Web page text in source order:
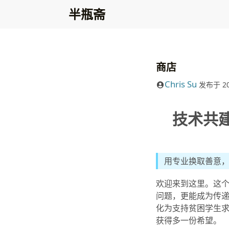
半瓶斋
商店
Chris Su 发布于
技术共
用专业换取善意
欢迎来到这里。这
问题，更能成为传
化为支持贫困学生
获得多一份希望。